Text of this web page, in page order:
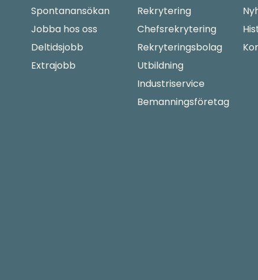
Spontanansökan
Jobba hos oss
Deltidsjobb
Extrajobb
Rekrytering
Chefsrekrytering
Rekryteringsbolag
Utbildning
Industriservice
Bemanningsföretag